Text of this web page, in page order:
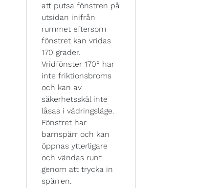
att putsa fönstren på
utsidan inifrån
rummet eftersom
fönstret kan vridas
170 grader.
Vridfönster 170° har
inte friktionsbroms
och kan av
säkerhetsskäl inte
låsas i vädringsläge.
Fönstret har
barnspärr och kan
öppnas ytterligare
och vändas runt
genom att trycka in
spärren.